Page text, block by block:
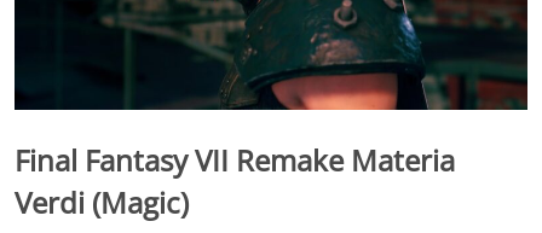
Final Fantasy VII Remake Materia
Verdi (Magic)